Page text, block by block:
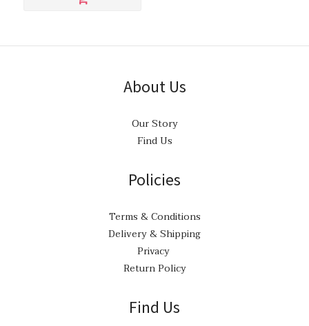
About Us
Our Story
Find Us
Policies
Terms & Conditions
Delivery & Shipping
Privacy
Return Policy
Find Us